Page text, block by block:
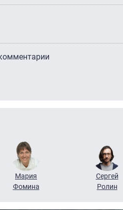
Мария
Фомина
Сергей
Ролин